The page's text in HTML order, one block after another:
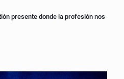
presente donde la profesión nos